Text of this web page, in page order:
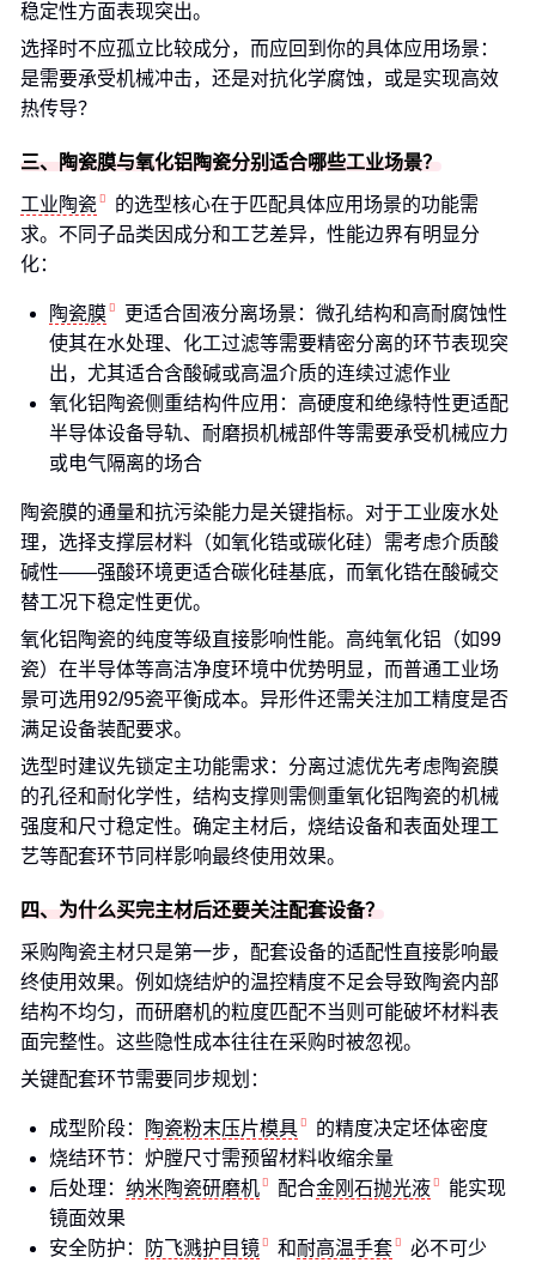
稳定性方面表现突出。
选择时不应孤立比较成分，而应回到你的具体应用场景：
是需要承受机械冲击，还是对抗化学腐蚀，或是实现高效
热传导？
三、陶瓷膜与氧化铝陶瓷分别适合哪些工业场景？
工业陶瓷
的选型核心在于匹配具体应用场景的功能需
求。不同子品类因成分和工艺差异，性能边界有明显分
化：
陶瓷膜
更适合固液分离场景：微孔结构和高耐腐蚀性
使其在水处理、化工过滤等需要精密分离的环节表现突
出，尤其适合含酸碱或高温介质的连续过滤作业
氧化铝陶瓷侧重结构件应用：高硬度和绝缘特性更适配
半导体设备导轨、耐磨损机械部件等需要承受机械应力
或电气隔离的场合
陶瓷膜的通量和抗污染能力是关键指标。对于工业废水处
理，选择支撑层材料（如氧化锆或碳化硅）需考虑介质酸
碱性——强酸环境更适合碳化硅基底，而氧化锆在酸碱交
替工况下稳定性更优。
氧化铝陶瓷的纯度等级直接影响性能。高纯氧化铝（如99
瓷）在半导体等高洁净度环境中优势明显，而普通工业场
景可选用92/95瓷平衡成本。异形件还需关注加工精度是否
满足设备装配要求。
选型时建议先锁定主功能需求：分离过滤优先考虑陶瓷膜
的孔径和耐化学性，结构支撑则需侧重氧化铝陶瓷的机械
强度和尺寸稳定性。确定主材后，烧结设备和表面处理工
艺等配套环节同样影响最终使用效果。
四、为什么买完主材后还要关注配套设备？
采购陶瓷主材只是第一步，配套设备的适配性直接影响最
终使用效果。例如烧结炉的温控精度不足会导致陶瓷内部
结构不均匀，而研磨机的粒度匹配不当则可能破坏材料表
面完整性。这些隐性成本往往在采购时被忽视。
关键配套环节需要同步规划：
成型阶段： 陶瓷粉末压片模具
的精度决定坯体密度
烧结环节：炉膛尺寸需预留材料收缩余量
后处理： 纳米陶瓷研磨机 配合金刚石抛光液
能实现
镜面效果
安全防护：
防飞溅护目镜 和耐高温手套 必不可少